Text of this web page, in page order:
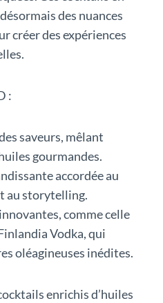
des nuances
créer des expériences
:
saveurs, mêlant
gourmandes.
accordée au
au storytelling.
comme celle
Vodka, qui
oléagineuses inédites.
enrichis d’huiles